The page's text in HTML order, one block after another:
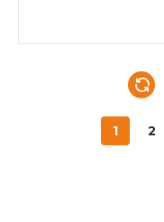
1 2